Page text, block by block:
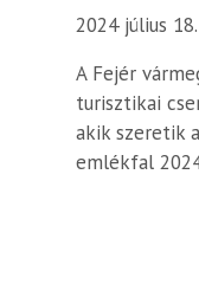
2024 július 18.
A Fejér
turisztikai
akik szeretik
emlékfal